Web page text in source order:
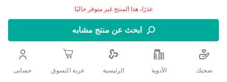
عذرًا، هذا المنتج غير متوفر حاليًا
ابحث عن منتج مشابه
صحتك الأدوية الرئيسية عربة التسوق حسابى